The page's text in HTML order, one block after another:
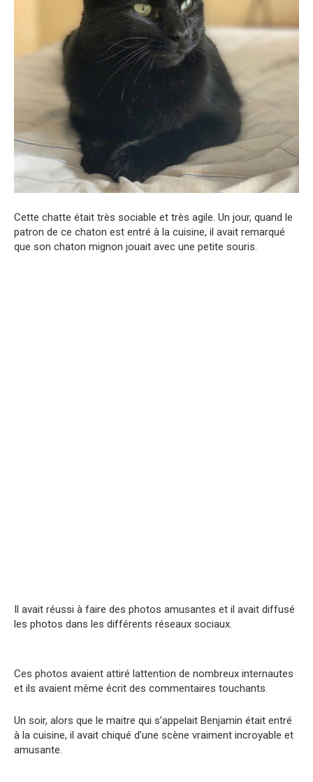
Cette chatte était très sociable et très agile. Un jour, quand le
patron de ce chaton est entré à la cuisine, il avait remarqué
que son chaton mignon jouait avec une petite souris.
Il avait réussi à faire des photos amusantes et il avait diffusé
les photos dans les différents réseaux sociaux.
Ces photos avaient attiré lattention de nombreux internautes
et ils avaient même écrit des commentaires touchants.
Un soir, alors que le maitre qui s’appelait Benjamin était entré
à la cuisine, il avait chiqué d’une scène vraiment incroyable et
amusante.